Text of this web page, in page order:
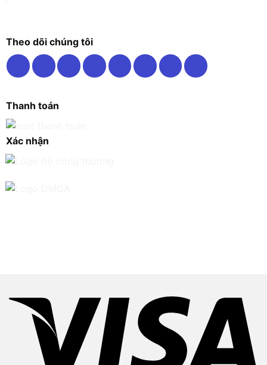
Theo dõi chúng tôi
Thanh toán
Xác nhận